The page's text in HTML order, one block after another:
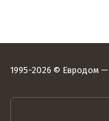
1995-2026 © Евродом —